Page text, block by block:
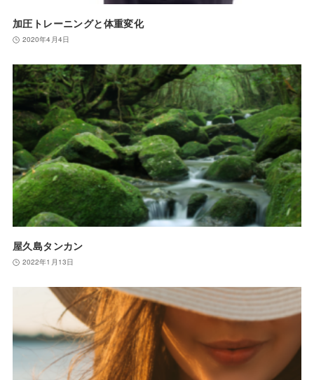
加圧トレーニングと体重変化
2020年4月4日
屋久島タンカン
2022年1月13日